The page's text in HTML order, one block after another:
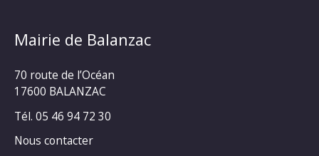
Mairie de Balanzac
70 route de l’Océan
17600 BALANZAC
Tél. 05 46 94 72 30
Nous contacter